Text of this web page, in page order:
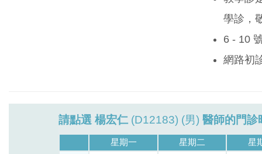
學診，
6 - 10
網路初